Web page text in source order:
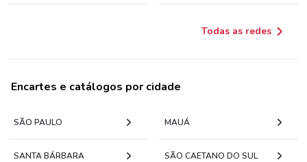
Todas as redes
Encartes e catálogos por cidade
SÃO PAULO MAUÁ
SANTA BÁRBARA
SÃO CAETANO DO SUL